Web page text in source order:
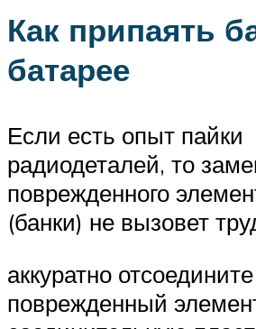
Как припаять
батарее
Если есть опыт пайки
радиодеталей, то
поврежденного
(банки) не вызовет
аккуратно отсоедините
поврежденный